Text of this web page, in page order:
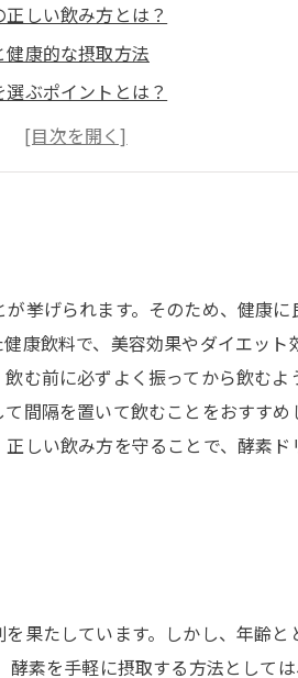
しい飲み方とは？
康的な摂取方法
ぶポイントとは？
食事の関係
む時間帯とは？
挙げられます。そのため、健康
康飲料で、美容効果やダイエッ
む前に必ずよく振ってから飲む
間隔を置いて飲むことをおすすめ
しい飲み方を守ることで、酵素
果たしています。しかし、年齢
素を手軽に摂取する方法として